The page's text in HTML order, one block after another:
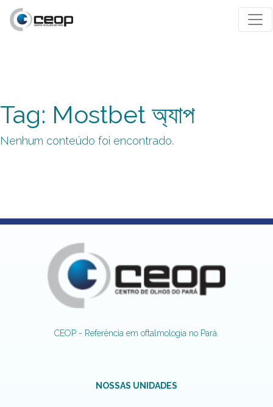
Tag: Mostbet অ্যাপ
Nenhum conteúdo foi encontrado.
CEOP - Referência em oftalmologia no Pará.
NOSSAS UNIDADES